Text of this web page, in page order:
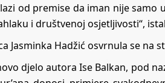
od premise da iman nije
i društvenoj osjetljivosti“,
Jasminka Hadžić osvrnula se na
djelo autora Ise Balkan, pod